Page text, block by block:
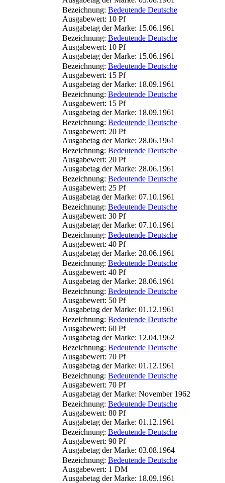
Bezeichnung: Bedeutende Deutsche
Ausgabewert: 10 Pf
Ausgabetag der Marke: 15.06.1961
Bezeichnung: Bedeutende Deutsche
Ausgabewert: 10 Pf
Ausgabetag der Marke: 15.06.1961
Bezeichnung: Bedeutende Deutsche
Ausgabewert: 15 Pf
Ausgabetag der Marke: 18.09.1961
Bezeichnung: Bedeutende Deutsche
Ausgabewert: 15 Pf
Ausgabetag der Marke: 18.09.1961
Bezeichnung: Bedeutende Deutsche
Ausgabewert: 20 Pf
Ausgabetag der Marke: 28.06.1961
Bezeichnung: Bedeutende Deutsche
Ausgabewert: 20 Pf
Ausgabetag der Marke: 28.06.1961
Bezeichnung: Bedeutende Deutsche
Ausgabewert: 25 Pf
Ausgabetag der Marke: 07.10.1961
Bezeichnung: Bedeutende Deutsche
Ausgabewert: 30 Pf
Ausgabetag der Marke: 07.10.1961
Bezeichnung: Bedeutende Deutsche
Ausgabewert: 40 Pf
Ausgabetag der Marke: 28.06.1961
Bezeichnung: Bedeutende Deutsche
Ausgabewert: 40 Pf
Ausgabetag der Marke: 28.06.1961
Bezeichnung: Bedeutende Deutsche
Ausgabewert: 50 Pf
Ausgabetag der Marke: 01.12.1961
Bezeichnung: Bedeutende Deutsche
Ausgabewert: 60 Pf
Ausgabetag der Marke: 12.04.1962
Bezeichnung: Bedeutende Deutsche
Ausgabewert: 70 Pf
Ausgabetag der Marke: 01.12.1961
Bezeichnung: Bedeutende Deutsche
Ausgabewert: 70 Pf
Ausgabetag der Marke: November 1962
Bezeichnung: Bedeutende Deutsche
Ausgabewert: 80 Pf
Ausgabetag der Marke: 01.12.1961
Bezeichnung: Bedeutende Deutsche
Ausgabewert: 90 Pf
Ausgabetag der Marke: 03.08.1964
Bezeichnung: Bedeutende Deutsche
Ausgabewert: 1 DM
Ausgabetag der Marke: 18.09.1961